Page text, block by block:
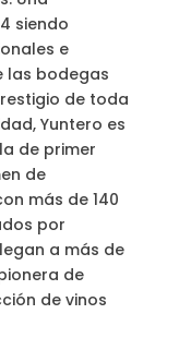
siendo
e
las bodegas
de toda
Yuntero es
de primer
de
más de 140
por
a más de
de
de vinos